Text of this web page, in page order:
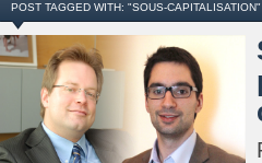
POST TAGGED WITH: "SOUS-CAPITALISATION"